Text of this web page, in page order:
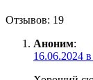
Отзывов: 19
Аноним:
16.06.2024